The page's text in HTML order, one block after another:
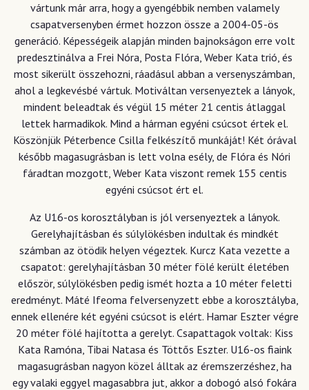
vártunk már arra, hogy a gyengébbik nemben valamely
csapatversenyben érmet hozzon össze a 2004-05-ös
generáció. Képességeik alapján minden bajnokságon erre volt
predesztinálva a Frei Nóra, Posta Flóra, Weber Kata trió, és
most sikerült összehozni, ráadásul abban a versenyszámban,
ahol a legkevésbé vártuk. Motiváltan versenyeztek a lányok,
mindent beleadtak és végül 15 méter 21 centis átlaggal
lettek harmadikok. Mind a hárman egyéni csúcsot értek el.
Köszönjük Péterbence Csilla felkészítő munkáját! Két órával
később magasugrásban is lett volna esély, de Flóra és Nóri
fáradtan mozgott, Weber Kata viszont remek 155 centis
egyéni csúcsot ért el.
Az U16-os korosztályban is jól versenyeztek a lányok.
Gerelyhajításban és súlylökésben indultak és mindkét
számban az ötödik helyen végeztek. Kurcz Kata vezette a
csapatot: gerelyhajításban 30 méter fölé került életében
először, súlylökésben pedig ismét hozta a 10 méter feletti
eredményt. Máté Ifeoma felversenyzett ebbe a korosztályba,
ennek ellenére két egyéni csúcsot is elért. Hamar Eszter végre
20 méter fölé hajította a gerelyt. Csapattagok voltak: Kiss
Kata Ramóna, Tibai Natasa és Töttős Eszter. U16-os fiaink
magasugrásban nagyon közel álltak az éremszerzéshez, ha
egy valaki eggyel magasabbra jut, akkor a dobogó alsó fokára